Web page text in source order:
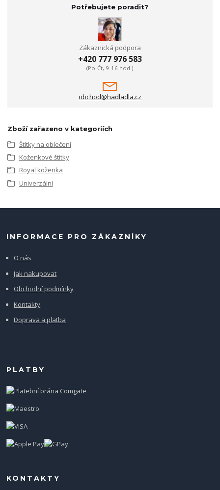
Potřebujete poradit?
Zákaznická podpora
+420 777 976 583
(Po-Čt, 9-16 hod.)
obchod@hadladla.cz
Zboží zařazeno v kategoriích
Štítky na oblečení
Koženkové štítky
Royal koženka
Univerzální
INFORMACE PRO ZÁKAZNÍKY
O nás
Jak nakupovat
Obchodní podmínky
Kontakty
Doprava a platba
PLATBY
KONTAKTY